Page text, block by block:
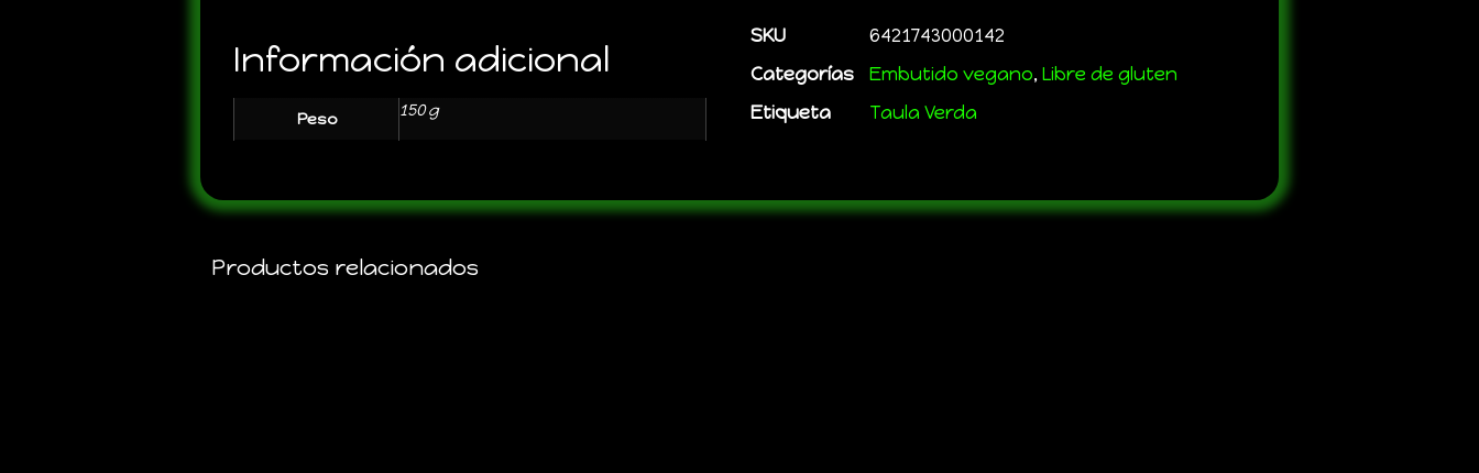
Información adicional
Peso 150 g
SKU
6421743000142
Categorías
Embutido vegano, Libre de gluten
Etiqueta
Taula Verda
Productos relacionados